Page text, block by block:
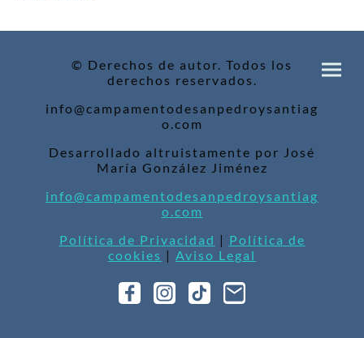
© Derechos de autor. Todos los
derechos reservados.
info@campamentodesanpedroysantiag
o.com
Desarrollado altruistamente por José
María González Jiménez
info@campamentodesanpedroysantiag
o.com
Política de Privacidad | Política de
cookies | Aviso Legal